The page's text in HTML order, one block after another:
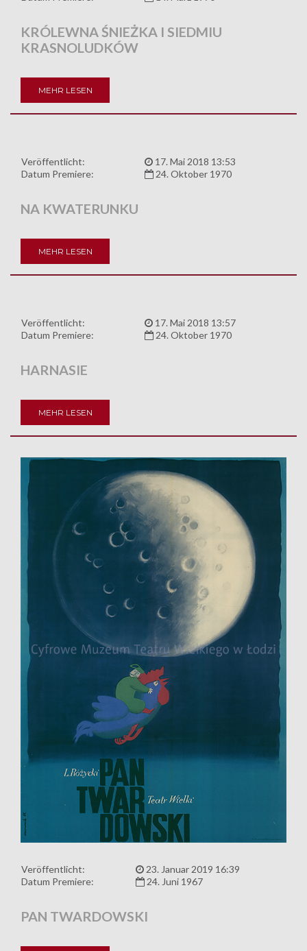
KRÓLEWNA ŚNIEŻKA I SIEDMIU
KRASNOLUDKÓW
MEHR LESEN
Veröffentlicht:
17. Mai 2018 13:53
Datum Premiere:
24. Oktober 1970
NA KWATERUNKU
MEHR LESEN
Veröffentlicht:
17. Mai 2018 13:57
Datum Premiere:
24. Oktober 1970
HARNASIE
MEHR LESEN
Veröffentlicht:
23. Januar 2019 16:39
Datum Premiere:
24. Juni 1967
PAN TWARDOWSKI